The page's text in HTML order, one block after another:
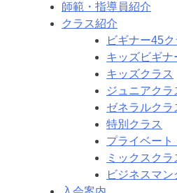
師範・指導員紹介
クラス紹介
ビギナー45ク
キッズビギナ
キッズクラス
ジュニアクラ
ゼネラルクラ
特別クラス
プライベート
ミックスクラ
ビジネスマン